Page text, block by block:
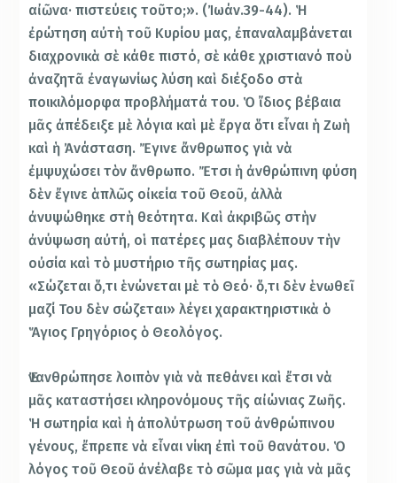
αἰῶνα· πιστεύεις τοῦτο;». (Ἰωάν.39-44). Ἡ
ἐρώτηση αὐτὴ τοῦ Κυρίου μας, ἐπαναλαμβάνεται
διαχρονικὰ σὲ κάθε πιστό, σὲ κάθε χριστιανό ποὺ
ἀναζητᾶ ἐναγωνίως λύση καὶ διέξοδο στὰ
ποικιλόμορφα προβλήματά του. Ὁ ἴδιος βέβαια
μᾶς ἀπέδειξε μὲ λόγια καὶ μὲ ἔργα ὅτι εἶναι ἡ Ζωὴ
καὶ ἡ Ἀνάσταση. Ἔγινε ἄνθρωπος γιὰ νὰ
ἐμψυχώσει τὸν ἄνθρωπο. Ἔτσι ἡ ἀνθρώπινη φύση
δὲν ἔγινε ἁπλῶς οἰκεία τοῦ Θεοῦ, ἀλλὰ
ἀνυψώθηκε στὴ θεότητα. Καὶ ἀκριβῶς στὴν
ἀνύψωση αὐτή, οἱ πατέρες μας διαβλέπουν τὴν
οὐσία καὶ τὸ μυστήριο τῆς σωτηρίας μας.
«Σώζεται ὅ,τι ἑνώνεται μὲ τὸ Θεό· ὅ,τι δὲν ἑνωθεῖ
μαζί Του δὲν σώζεται» λέγει χαρακτηριστικὰ ὁ
Ἅγιος Γρηγόριος ὁ Θεολόγος.
Ἐνανθρώπησε λοιπὸν γιὰ νὰ πεθάνει καὶ ἔτσι νὰ
μᾶς καταστήσει κληρονόμους τῆς αἰώνιας Ζωῆς.
Ἡ σωτηρία καὶ ἡ ἀπολύτρωση τοῦ ἀνθρώπινου
γένους, ἔπρεπε νὰ εἶναι νίκη ἐπὶ τοῦ θανάτου. Ὁ
λόγος τοῦ Θεοῦ ἀνέλαβε τὸ σῶμα μας γιὰ νὰ μᾶς